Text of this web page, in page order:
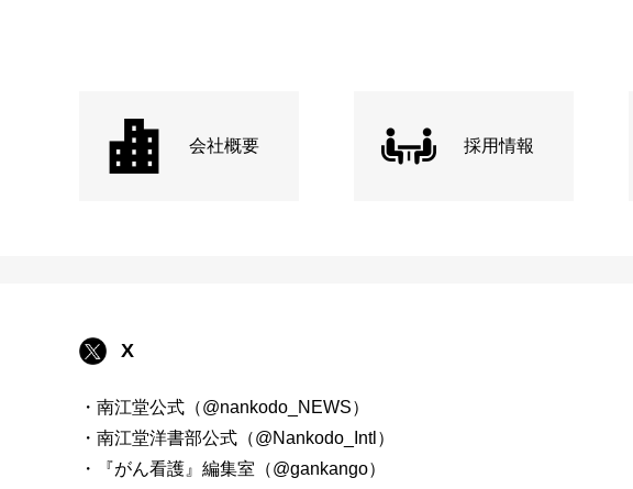
会社概要 採用情報
X
・南江堂公式（@nankodo_NEWS）
・南江堂洋書部公式（@Nankodo_Intl）
・『がん看護』編集室（@gankango）